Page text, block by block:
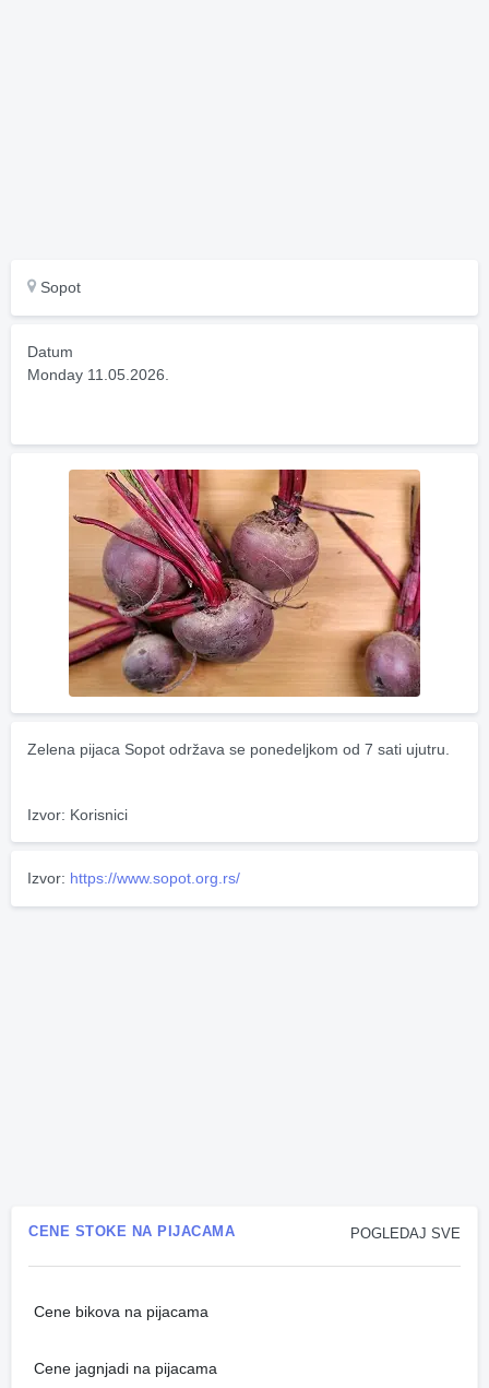
Sopot
Datum
Monday 11.05.2026.
Zelena pijaca Sopot održava se ponedeljkom od 7 sati ujutru.
Izvor: Korisnici
Izvor: https://www.sopot.org.rs/
POGLEDAJ SVE
CENE STOKE NA PIJACAMA
Cene bikova na pijacama
Cene jagnjadi na pijacama